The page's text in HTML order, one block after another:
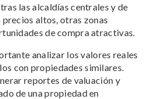
las alcaldías centrales y de
altos, otras zonas
de compra atractivas.
analizar los valores reales
con propiedades similares.
reportes de valuación y
de una propiedad en